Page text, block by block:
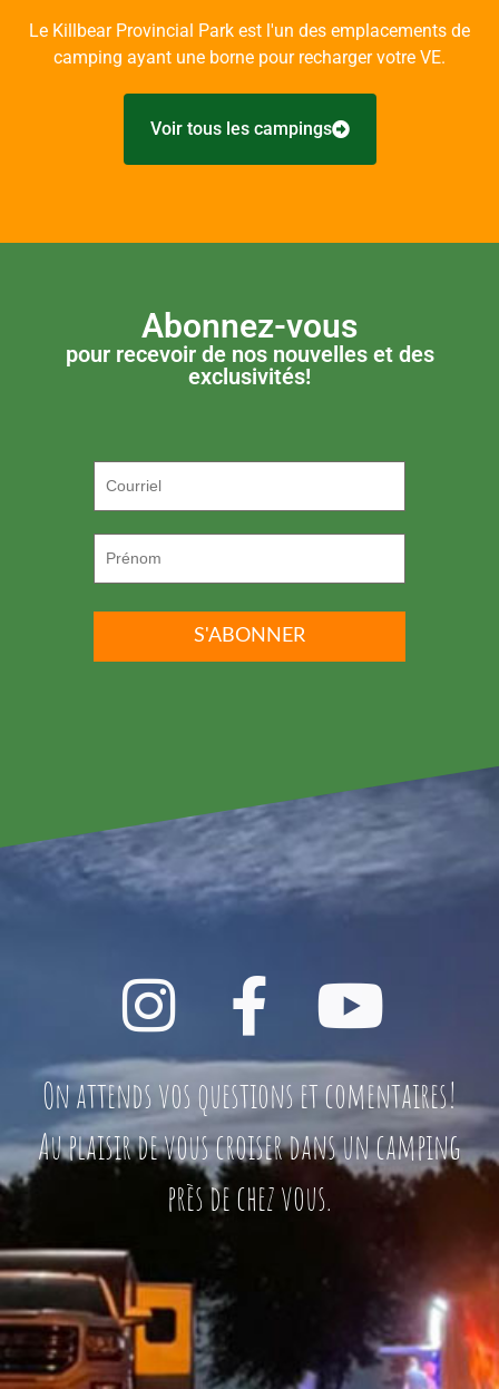
Le Killbear Provincial Park est l'un des emplacements de
camping ayant une borne pour recharger votre VE.
Voir tous les campings
Abonnez-vous
pour recevoir de nos nouvelles et des
exclusivités!
On attends vos questions et comentaires!
Au plaisir de vous croiser dans un camping
près de chez vous.